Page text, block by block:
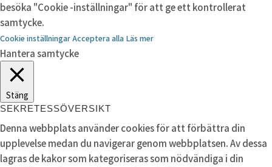
besöka "Cookie -inställningar" för att ge ett kontrollerat
samtycke.
Cookie inställningarAcceptera alla Läs mer
Hantera samtycke
Stäng
SEKRETESSÖVERSIKT
Denna webbplats använder cookies för att förbättra din
upplevelse medan du navigerar genom webbplatsen. Av dessa
lagras de kakor som kategoriseras som nödvändiga i din